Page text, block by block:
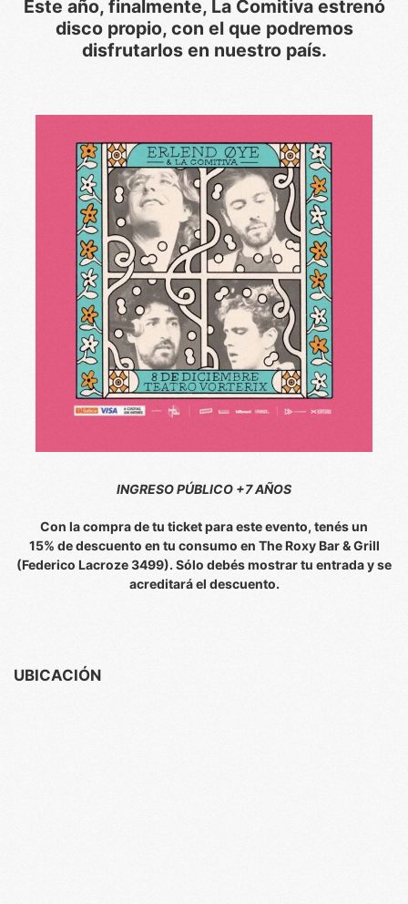
Este año, finalmente, La Comitiva estrenó
disco propio, con el que podremos
disfrutarlos en nuestro país.
INGRESO PÚBLICO +7 AÑOS
Con la compra de tu ticket para este evento, tenés un
15% de descuento en tu consumo en The Roxy Bar & Grill
(Federico Lacroze 3499). Sólo debés mostrar tu entrada y se
acreditará el descuento.
UBICACIÓN